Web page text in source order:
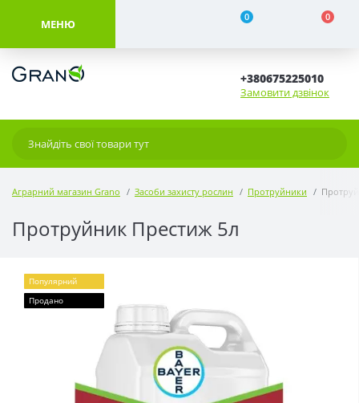
МЕНЮ 0 0
+380675225010
Замовити дзвінок
Аграрний магазин Grano Засоби захисту рослин Протруйники
Протруйник Престиж 5л
Популярний
Продано